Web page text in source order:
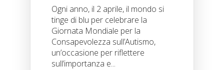
Ogni anno, il 2 aprile, il mondo si
tinge di blu per celebrare la
Giornata Mondiale per la
Consapevolezza sull’Autismo,
un’occasione per riflettere
sull’importanza e...